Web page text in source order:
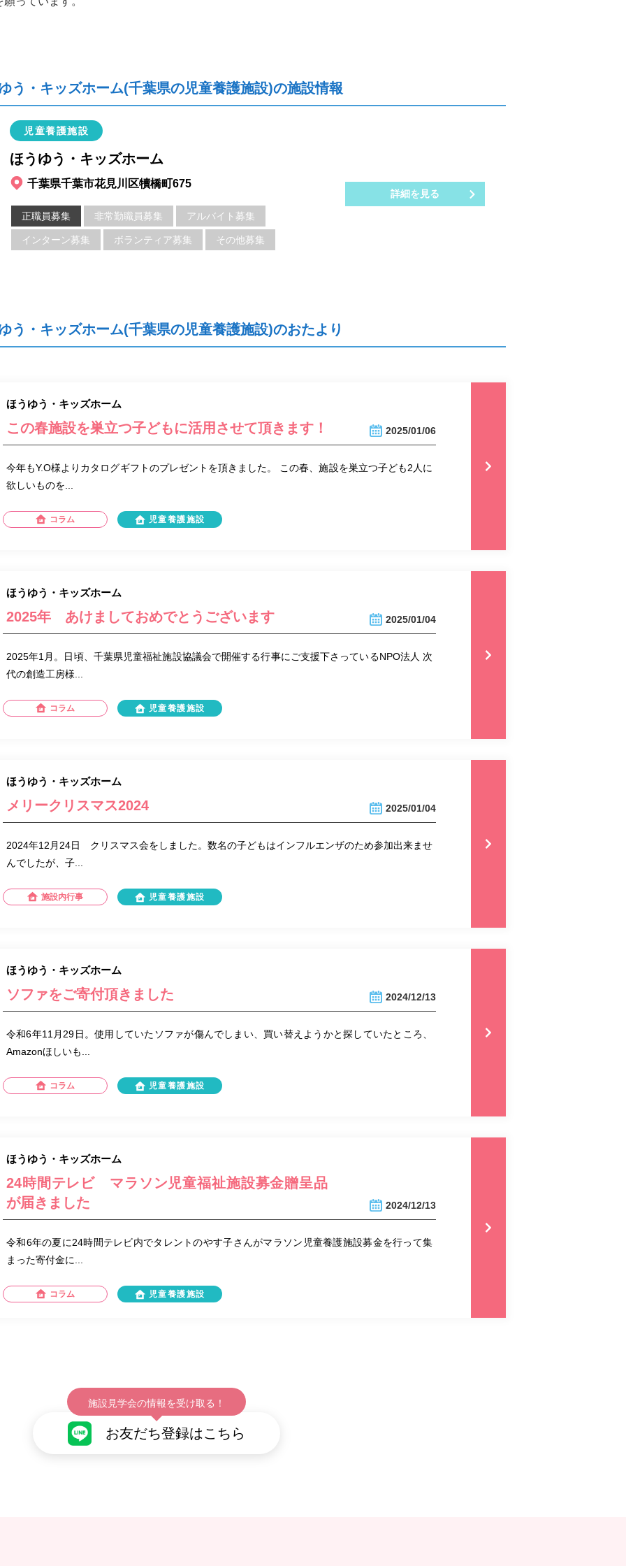
う・キッズホーム(千葉県の児童養護施設)の施設情報
児童養護施設
ほうゆう・キッズホーム
千葉県千葉市花見川区犢橋町675
正職員募集 非常勤職員募集 アルバイト募集
インターン募集 ボランティア募集 その他募集
詳細を見る
う・キッズホーム(千葉県の児童養護施設)のおたより
2025/01/06
ほうゆう・キッズホーム
この春施設を巣立つ子どもに活用させて頂きます！
今年もY.O様よりカタログギフトのプレゼントを頂きました。 この春、施設を巣立つ子ども2人に
欲しいものを...
コラム 児童養護施設
2025/01/04
ほうゆう・キッズホーム
2025年 あけましておめでとうございます
2025年1月。日頃、千葉県児童福祉施設協議会で開催する行事にご支援下さっているNPO法人 次
代の創造工房様...
コラム 児童養護施設
2025/01/04
ほうゆう・キッズホーム
メリークリスマス2024
2024年12月24日 クリスマス会をしました。数名の子どもはインフルエンザのため参加出来ませ
んでしたが、子...
施設内行事 児童養護施設
2024/12/13
ほうゆう・キッズホーム
ソファをご寄付頂きました
令和6年11月29日。使用していたソファが傷んでしまい、買い替えようかと探していたところ、
Amazonほしいも...
コラム 児童養護施設
2024/12/13
ほうゆう・キッズホーム
24時間テレビ マラソン児童福祉施設募金贈呈品
が届きました
令和6年の夏に24時間テレビ内でタレントのやす子さんがマラソン児童養護施設募金を行って集
まった寄付金に...
コラム 児童養護施設
施設見学会の情報を受け取る！
お友だち登録はこちら